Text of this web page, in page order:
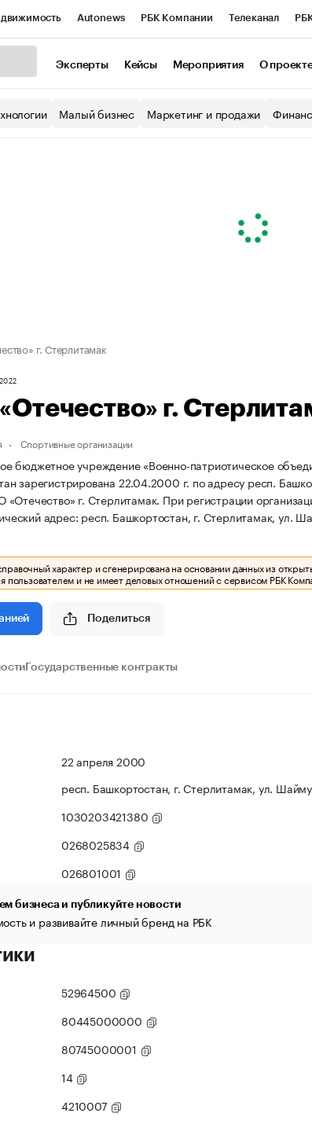
Autonews РБК Компании Телеканал
Экономика Бизнес
Эксперты Кейсы Мероприятия О
Малый бизнес Маркетинг и продажи
г. Стерлитамак
г.
Спортивные организации
бюджетное учреждение «Военно-патриотическое
зарегистрирована 22.04.2000 г. по адресу респ.
г. Стерлитамак. При регистрации
адрес: респ. Башкортостан, г. Стерлитамак, ул.
характер и сгенерирована на основании данных из
пользователем и не имеет деловых отношений с сервисом РБК
Поделиться
Государственные контракты
22 апреля 2000
респ. Башкортостан, г. Стерлитамак, ул.
1030203421380
0268025834
026801001
бизнеса и публикуйте новости
и развивайте личный бренд на РБК
52964500
80445000000
80745000001
14
4210007